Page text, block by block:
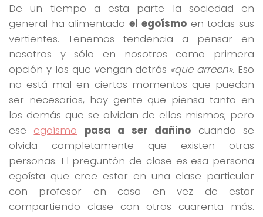
De un tiempo a esta parte la sociedad en
general ha alimentadoel egoísmoen todas sus
vertientes. Tenemos tendencia a pensar en
nosotros y sólo en nosotros como primera
opción y los que vengan detrás «que arreen». Eso
no está mal en ciertos momentos que puedan
ser necesarios, hay gente que piensa tanto en
los demás que se olvidan de ellos mismos; pero
ese egoísmo pasa a ser dañino cuando se
olvida completamente que existen otras
personas. El preguntón de clase es esa persona
egoísta que cree estar en una clase particular
con profesor en casa en vez de estar
compartiendo clase con otros cuarenta más.